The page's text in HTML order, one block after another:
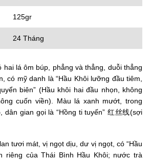
125gr
24 Tháng
hai lá ôm búp, phẳng và thẳng, duỗi thẳng
có mỹ danh là “Hầu Khôi lưỡng đầu tiêm,
biên” (Hầu khôi hai đầu nhọn, không
cuốn viền). Màu lá xanh mướt, trong
dân gian gọi là “Hồng ti tuyến” 红丝线(sợi
tươi mát, vị ngọt dịu, dư vị ngọt, có “Hầu
riêng của Thái Bình Hầu Khôi; nước trà